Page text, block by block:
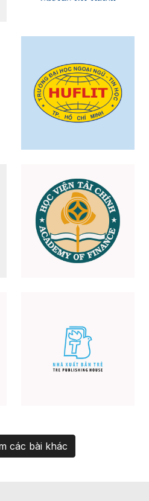
các bài khác